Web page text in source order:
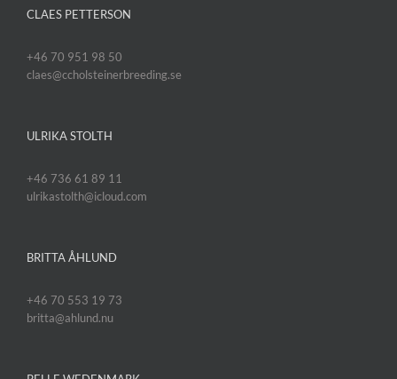
CLAES PETTERSON
+46 70 951 98 50
claes@ccholsteinerbreeding.se
ULRIKA STOLTH
+46 736 61 89 11
ulrikastolth@icloud.com
BRITTA ÅHLUND
+46 70 553 19 73
britta@ahlund.nu